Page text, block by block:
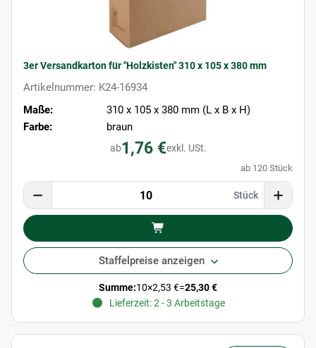
3er Versandkarton für "Holzkisten" 310 x 105 x 380 mm
Artikelnummer: K24-16934
Maße:
310 x 105 x 380 mm (L x B x H)
Farbe:
braun
ab1,76 €exkl. USt.
ab 120 Stück
Stück
Staffelpreise anzeigen
Summe:10×2,53 €=25,30 €
Lieferzeit: 2 - 3 Arbeitstage